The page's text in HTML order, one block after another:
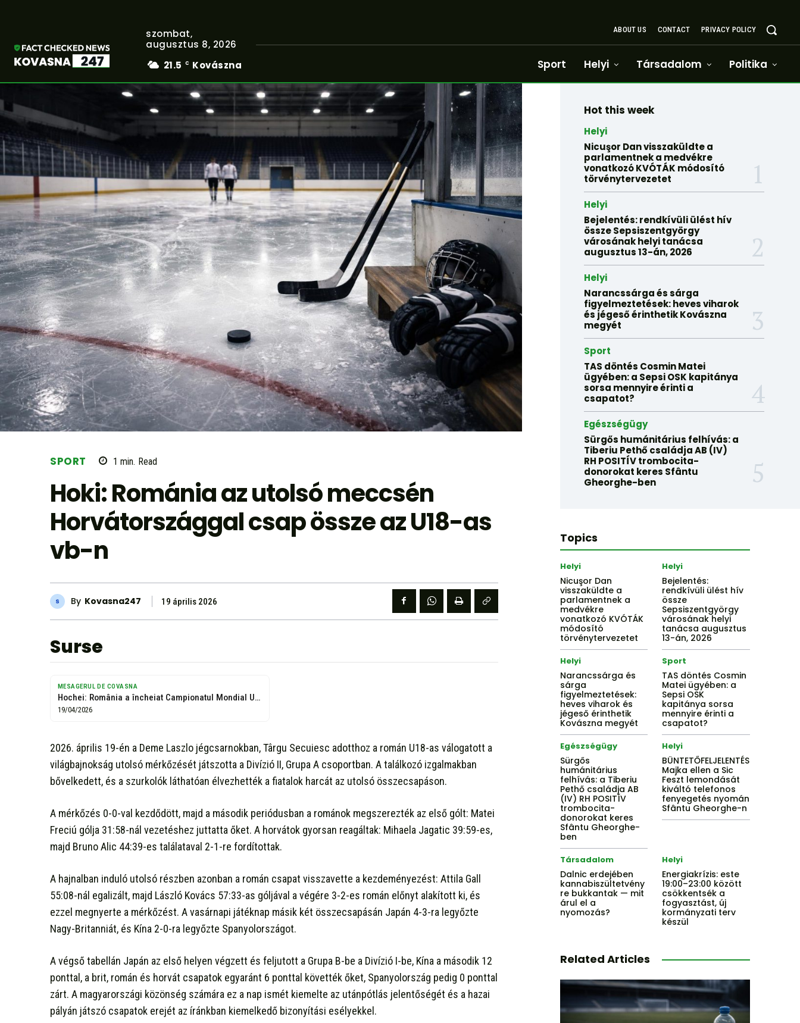
szombat,
augusztus 8, 2026
21.5
C Kovászna
ABOUT US CONTACT PRIVACY POLICY
Sport Helyi Társadalom Politika
SPORT 1 min. Read
Hoki: Románia az utolsó meccsén
Horvátországgal csap össze az U18-as
vb-n
By Kovasna247 19 április 2026
Surse
MESAGERUL DE COVASNA
Hochei: România a încheiat Campionatul Mondial Under-18 cu victorie, 3-2 cu Croația
19/04/2026
2026. április 19-én a Deme Laszlo jégcsarnokban, Târgu Secuiesc adotthoz a román U18-as válogatott a
világbajnokság utolsó mérkőzését játszotta a Divízió II, Grupa A csoportban. A találkozó izgalmakban
bővelkedett, és a szurkolók láthatóan élvezhették a fiatalok harcát az utolsó összecsapáson.
A mérkőzés 0-0-val kezdődött, majd a második periódusban a románok megszerezték az első gólt: Matei
Freciú gólja 31:58-nál vezetéshez juttatta őket. A horvátok gyorsan reagáltak: Mihaela Jagatic 39:59-es,
majd Bruno Alic 44:39-es találataval 2-1-re fordítottak.
A hajnalban induló utolsó részben azonban a román csapat visszavette a kezdeményezést: Attila Gall
55:08-nál egalizált, majd László Kovács 57:33-as góljával a végére 3-2-es román előnyt alakított ki, és
ezzel megnyerte a mérkőzést. A vasárnapi játéknap másik két összecsapásán Japán 4-3-ra legyőzte
Nagy-Britanniát, és Kína 2-0-ra legyőzte Spanyolországot.
A végső tabellán Japán az első helyen végzett és feljutott a Grupa B-be a Divízió I-be, Kína a második 12
ponttal, a brit, román és horvát csapatok egyaránt 6 ponttal követték őket, Spanyolország pedig 0 ponttal
zárt. A magyarországi közönség számára ez a nap ismét kiemelte az utánpótlás jelentőségét és a hazai
pályán játszó csapatok erejét az íránkban kiemelkedő bizonyítási esélyekkel.
Hot this week
Helyi
Nicuşor Dan visszaküldte a
parlamentnek a medvékre
vonatkozó KVÓTÁK módosító
törvénytervezetet
Helyi
Bejelentés: rendkívüli ülést hív
össze Sepsiszentgyörgy
városának helyi tanácsa
augusztus 13-án, 2026
Helyi
Narancssárga és sárga
figyelmeztetések: heves viharok
és jégeső érinthetik Kovászna
megyét
Sport
TAS döntés Cosmin Matei
ügyében: a Sepsi OSK kapitánya
sorsa mennyire érinti a
csapatot?
Egészségügy
Sürgős humánitárius felhívás: a
Tiberiu Pethő családja AB (IV)
RH POSITÍV trombocita-
donorokat keres Sfântu
Gheorghe-ben
Topics
Helyi
Nicuşor Dan
visszaküldte a
parlamentnek a
medvékre
vonatkozó KVÓTÁK
módosító
törvénytervezetet
Helyi
Bejelentés:
rendkívüli ülést hív
össze
Sepsiszentgyörgy
városának helyi
tanácsa augusztus
13-án, 2026
Helyi
Narancssárga és
sárga
figyelmeztetések:
heves viharok és
jégeső érinthetik
Kovászna megyét
Sport
TAS döntés Cosmin
Matei ügyében: a
Sepsi OSK
kapitánya sorsa
mennyire érinti a
csapatot?
Egészségügy
Sürgős
humánitárius
felhívás: a Tiberiu
Pethő családja AB
(IV) RH POSITÍV
trombocita-
donorokat keres
Sfântu Gheorghe-
ben
Helyi
BÜNTETŐFELJELENTÉS
Majka ellen a Sic
Feszt lemondását
kiváltó telefonos
fenyegetés nyomán
Sfântu Gheorghe-n
Társadalom
Dalnic erdejében
kannabiszültetvény
re bukkantak — mit
árul el a
nyomozás?
Helyi
Energiakrízis: este
19:00–23:00 között
csökkentsék a
fogyasztást, új
kormányzati terv
készül
Related Articles